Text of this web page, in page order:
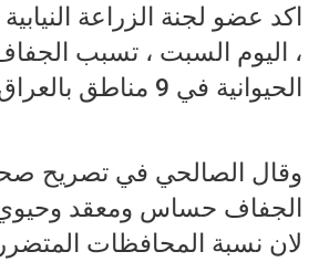
اكد عضو لجنة الزراعة
، اليوم السبت ، تسبب
الحيوانية في 9 مناطق بالعراق.
وقال الصالحي في تصريح
الجفاف حساس ومعقد وحيوي
لان نسبة المحافظات